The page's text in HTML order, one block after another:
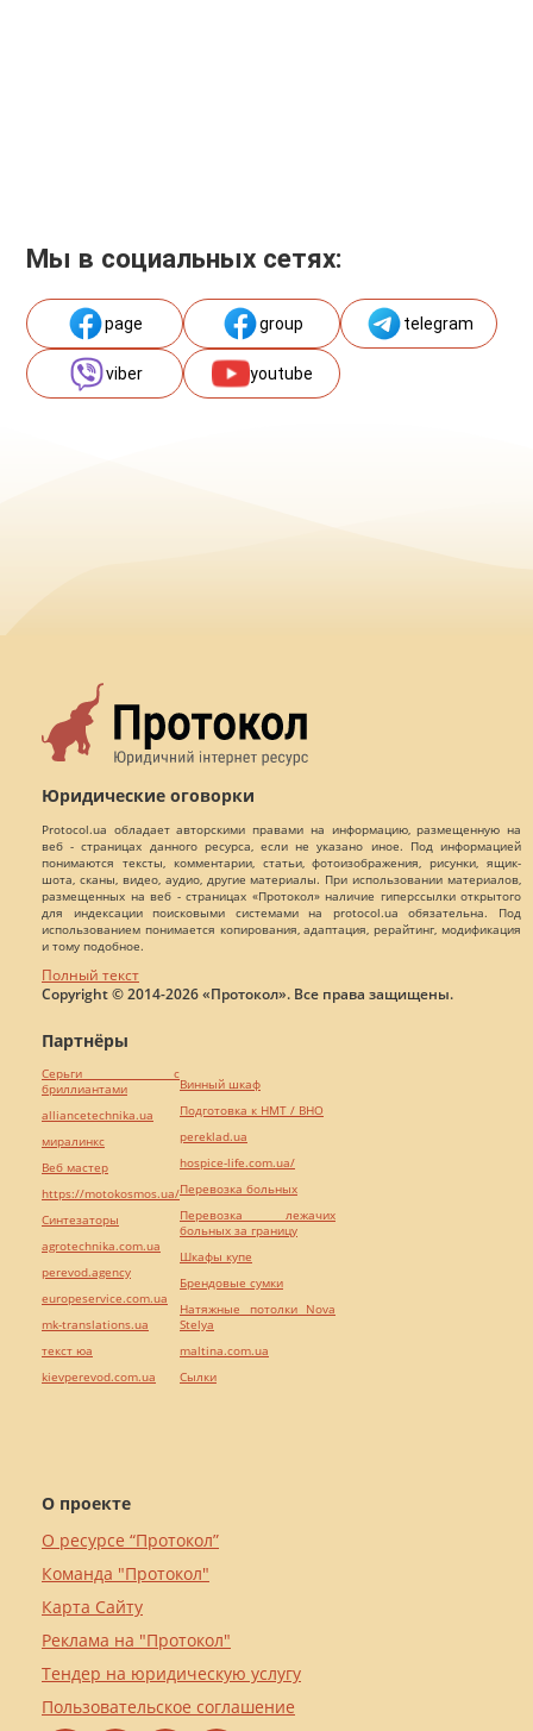
Мы в социальных сетях:
page group telegram
viber youtube
Юридические оговорки
Protocol.ua обладает авторскими правами на информацию, размещенную на
веб - страницах данного ресурса, если не указано иное. Под информацией
понимаются тексты, комментарии, статьи, фотоизображения, рисунки, ящик-
шота, сканы, видео, аудио, другие материалы. При использовании материалов,
размещенных на веб - страницах «Протокол» наличие гиперссылки открытого
для индексации поисковыми системами на protocol.ua обязательна. Под
использованием понимается копирования, адаптация, рерайтинг, модификация
и тому подобное.
Полный текст
Copyright © 2014-2026 «Протокол». Все права защищены.
О проекте
О ресурсе “Протокол”
Команда "Протокол"
Карта Сайту
Реклама на "Протокол"
Тендер на юридическую услугу
Пользовательское соглашение
Партнёры
Серьги с
бриллиантами
alliancetechnika.ua
миралинкс
Веб мастер
https://motokosmos.ua/
Синтезаторы
agrotechnika.com.ua
perevod.agency
europeservice.com.ua
mk-translations.ua
текст юа
kievperevod.com.ua
Винный шкаф
Подготовка к НМТ / ВНО
pereklad.ua
hospice-life.com.ua/
Перевозка больных
Перевозка лежачих
больных за границу
Шкафы купе
Брендовые сумки
Натяжные потолки Nova
Stelya
maltina.com.ua
Cылки